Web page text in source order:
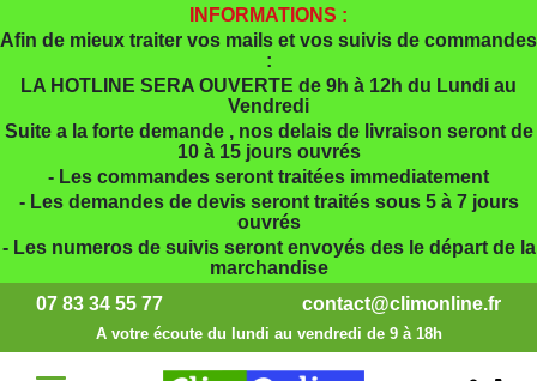
INFORMATIONS :
Afin de mieux traiter vos mails et vos suivis de commandes
:
LA HOTLINE SERA OUVERTE de 9h à 12h du Lundi au
Vendredi
Suite a la forte demande , nos delais de livraison seront de
10 à 15 jours ouvrés
- Les commandes seront traitées immediatement
- Les demandes de devis seront traités sous 5 à 7 jours
ouvrés
- Les numeros de suivis seront envoyés des le départ de la
marchandise
07 83 34 55 77
A votre écoute du lundi au vendredi de 9 à 18h
contact@climonline.fr